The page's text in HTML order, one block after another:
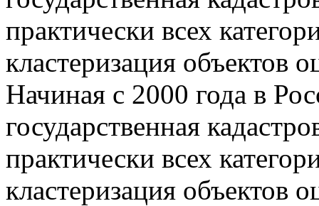
практически всех
кластеризация объектов
Начиная с 2000 года в
государственная
практически всех
кластеризация объектов